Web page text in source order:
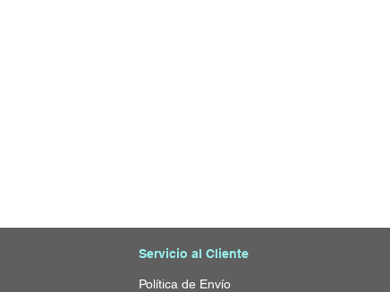
Servicio al Cliente
Política de Envío